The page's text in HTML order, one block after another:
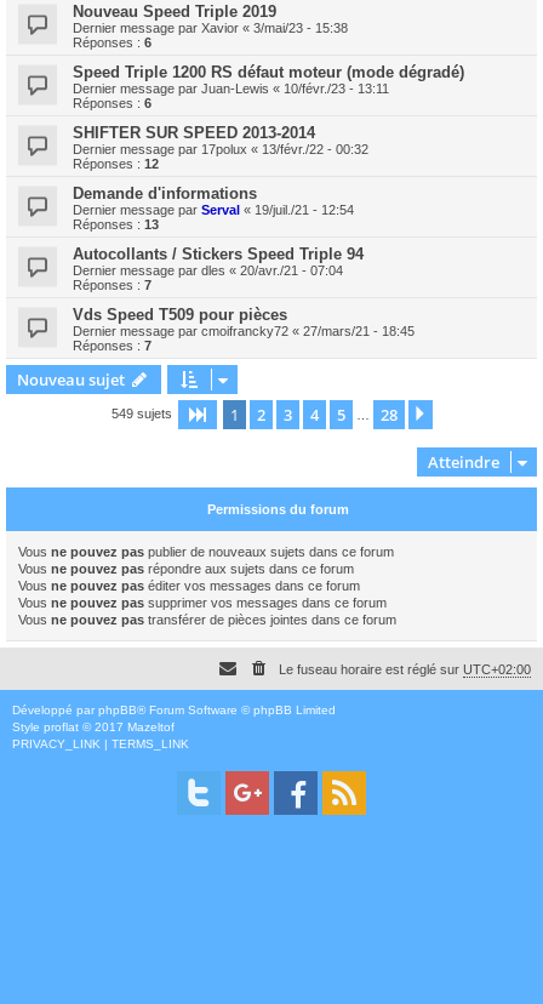
Nouveau Speed Triple 2019
Dernier message par Xavior « 3/mai/23 - 15:38
Réponses : 6
Speed Triple 1200 RS défaut moteur (mode dégradé)
Dernier message par Juan-Lewis « 10/févr./23 - 13:11
Réponses : 6
SHIFTER SUR SPEED 2013-2014
Dernier message par 17polux « 13/févr./22 - 00:32
Réponses : 12
Demande d'informations
Dernier message par Serval « 19/juil./21 - 12:54
Réponses : 13
Autocollants / Stickers Speed Triple 94
Dernier message par dles « 20/avr./21 - 07:04
Réponses : 7
Vds Speed T509 pour pièces
Dernier message par cmoifrancky72 « 27/mars/21 - 18:45
Réponses : 7
Nouveau sujet
549 sujets Page 1sur28
1 2 3 4 5 28
Atteindre
Permissions du forum
Vous ne pouvez pas publier de nouveaux sujets dans ce forum
Vous ne pouvez pas répondre aux sujets dans ce forum
Vous ne pouvez pas éditer vos messages dans ce forum
Vous ne pouvez pas supprimer vos messages dans ce forum
Vous ne pouvez pas transférer de pièces jointes dans ce forum
Le fuseau horaire est réglé sur UTC+02:00
Développé par phpBB® Forum Software © phpBB Limited
Style proflat © 2017 Mazeltof
PRIVACY_LINK | TERMS_LINK